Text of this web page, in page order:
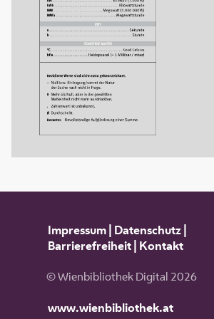
Impressum| Datenschutz|
Barrierefreiheit| Kontakt
© Wienbibliothek Digital 2026
www.wienbibliothek.at